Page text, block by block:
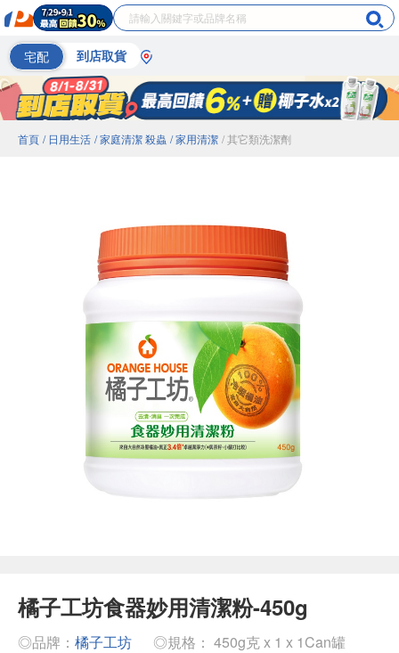
宅配 到店取貨
首頁 / 日用生活 / 家庭清潔 殺蟲 / 家用清潔 / 其它類洗潔劑
橘子工坊食器妙用清潔粉-450g
◎品牌： 橘子工坊 ◎規格： 450g克 x 1 x 1Can罐